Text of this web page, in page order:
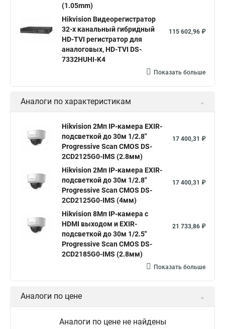
Hikvision 2cd2142fwd
Hikvision ds 2cd1148 hikvision ds 2cd1148 i b
hikvision ds 2cd2042wd i Видеокамера hikvision
Видеокамеры hikvision ds
Камера Hikvision ds 2ce16d8t
Видеокамера hikvision hiwatch
Камера Hikvision ds 2cd2442fwd
Уличная камера Hikvision ip camera
Hikvision поворотная камера Hikvision купольная
Нikvision микрофон Hikvision поворотная
Hikvision порты
(1.05mm)
Hikvision Видеорегистратор
32-х канальный гибридный
HD-TVI регистратор для
аналоговых, HD-TVI DS-
7332HUHI-K4
115 602,96 ₽
Показать больше
Аналоги по характеристикам
Hikvision 2Мп IP-камера EXIR-
подсветкой до 30м 1/2.8"
Progressive Scan CMOS DS-
2CD2125G0-IMS (2.8мм)
17 400,31 ₽
Hikvision 2Мп IP-камера EXIR-
подсветкой до 30м 1/2.8"
Progressive Scan CMOS DS-
2CD2125G0-IMS (4мм)
17 400,31 ₽
Hikvision 8Мп IP-камера с
HDMI выходом и EXIR-
подсветкой до 30м 1/2.5"
Progressive Scan CMOS DS-
2CD2185G0-IMS (2.8мм)
21 733,86 ₽
Показать больше
Аналоги по цене
Аналоги по цене не найдены